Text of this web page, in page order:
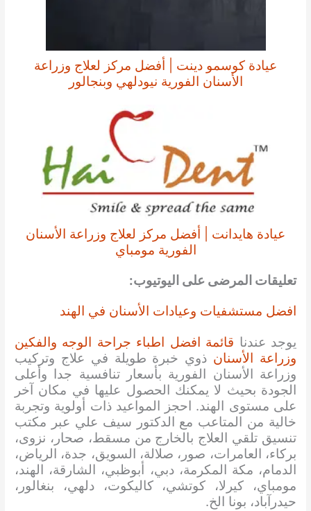
عيادة كوسمو دينت | أفضل مركز لعلاج وزراعة
الأسنان الفورية نيودلهي وبنجالور
عيادة هايدانت | أفضل مركز لعلاج وزراعة الأسنان
الفورية مومباي
تعليقات المرضى على اليوتيوب:
افضل مستشفيات وعيادات الأسنان في الهند
يوجد عندنا قائمة افضل اطباء جراحة الوجه والفكين
وزراعة الأسنان ذوي خبرة طويلة في علاج وتركيب
وزراعة الأسنان الفورية بأسعار تنافسية جدا وأعلى
الجودة بحيث لا يمكنك الحصول عليها في مكان آخر
على مستوى الهند. احجز المواعيد ذات أولوية وتجربة
خالية من المتاعب مع الدكتور سيف علي عبر مكتب
تنسيق تلقي العلاج بالخارج من مسقط، صحار، نزوى،
بركاء، العامرات، صور، صلالة، السويق، جدة، الرياض،
الدمام، مكة المكرمة، دبي، أبوظبي، الشارقة، الهند،
مومباي، كيرلا، كوتشي، كاليكوت، دلهي، بنغالور،
حيدرآباد، بونا الخ.